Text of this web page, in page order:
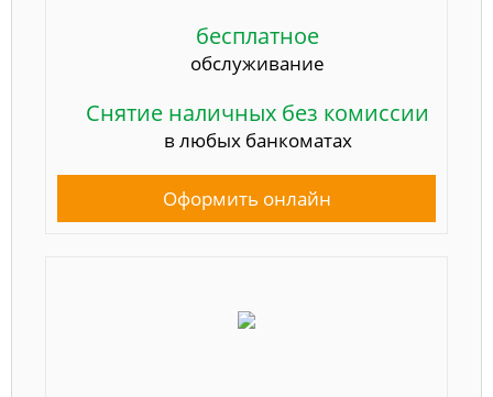
бесплатное
обслуживание
Снятие наличных без комиссии
в любых банкоматах
Оформить онлайн